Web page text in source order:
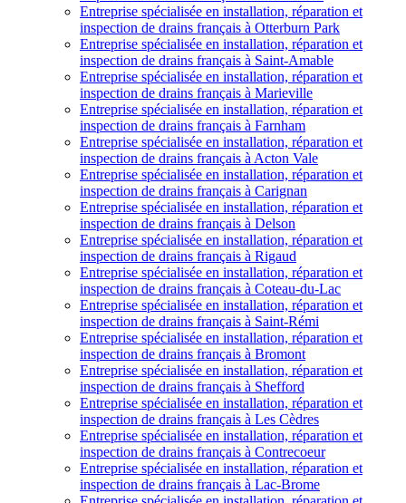
Entreprise spécialisée en installation, réparation et
inspection de drains français à Otterburn Park
Entreprise spécialisée en installation, réparation et
inspection de drains français à Saint-Amable
Entreprise spécialisée en installation, réparation et
inspection de drains français à Marieville
Entreprise spécialisée en installation, réparation et
inspection de drains français à Farnham
Entreprise spécialisée en installation, réparation et
inspection de drains français à Acton Vale
Entreprise spécialisée en installation, réparation et
inspection de drains français à Carignan
Entreprise spécialisée en installation, réparation et
inspection de drains français à Delson
Entreprise spécialisée en installation, réparation et
inspection de drains français à Rigaud
Entreprise spécialisée en installation, réparation et
inspection de drains français à Coteau-du-Lac
Entreprise spécialisée en installation, réparation et
inspection de drains français à Saint-Rémi
Entreprise spécialisée en installation, réparation et
inspection de drains français à Bromont
Entreprise spécialisée en installation, réparation et
inspection de drains français à Shefford
Entreprise spécialisée en installation, réparation et
inspection de drains français à Les Cèdres
Entreprise spécialisée en installation, réparation et
inspection de drains français à Contrecoeur
Entreprise spécialisée en installation, réparation et
inspection de drains français à Lac-Brome